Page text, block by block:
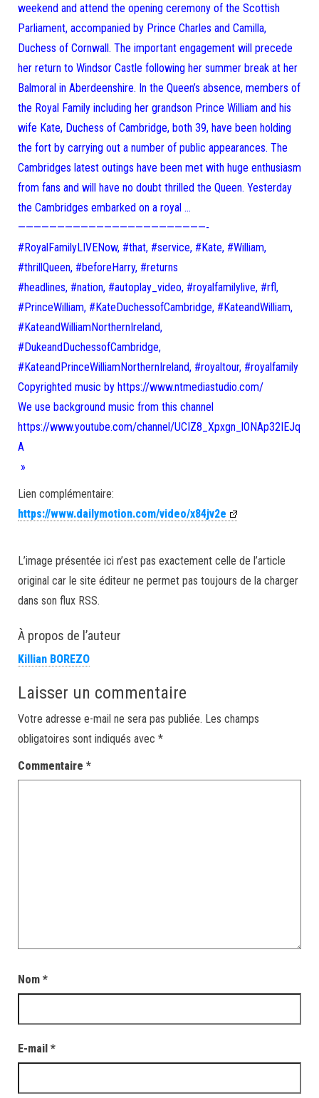
weekend and attend the opening ceremony of the Scottish
Parliament, accompanied by Prince Charles and Camilla,
Duchess of Cornwall. The important engagement will precede
her return to Windsor Castle following her summer break at her
Balmoral in Aberdeenshire. In the Queen’s absence, members of
the Royal Family including her grandson Prince William and his
wife Kate, Duchess of Cambridge, both 39, have been holding
the fort by carrying out a number of public appearances. The
Cambridges latest outings have been met with huge enthusiasm
from fans and will have no doubt thrilled the Queen. Yesterday
the Cambridges embarked on a royal …
————————————————————————-
#RoyalFamilyLIVENow, #that, #service, #Kate, #William,
#thrillQueen, #beforeHarry, #returns
#headlines, #nation, #autoplay_video, #royalfamilylive, #rfl,
#PrinceWilliam, #KateDuchessofCambridge, #KateandWilliam,
#KateandWilliamNorthernIreland,
#DukeandDuchessofCambridge,
#KateandPrinceWilliamNorthernIreland, #royaltour, #royalfamily
Copyrighted music by https://www.ntmediastudio.com/
We use background music from this channel
https://www.youtube.com/channel/UCIZ8_Xpxgn_lONAp32IEJq
A
»
Lien complémentaire:
https://www.dailymotion.com/video/x84jv2e
L’image présentée ici n’est pas exactement celle de l’article
original car le site éditeur ne permet pas toujours de la charger
dans son flux RSS.
À propos de l’auteur
Killian BOREZO
Laisser un commentaire
Votre adresse e-mail ne sera pas publiée. Les champs
obligatoires sont indiqués avec *
Commentaire *
Nom *
E-mail *